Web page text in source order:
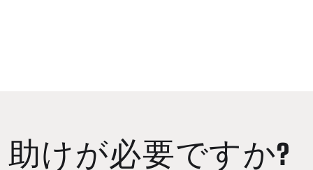
助けが必要ですか?